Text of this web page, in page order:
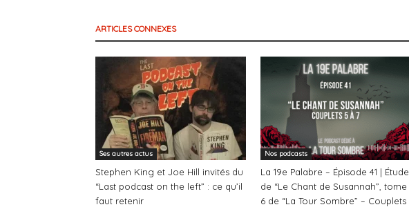
ARTICLES CONNEXES
Ses autres actus
Stephen King et Joe Hill invités du
“Last podcast on the left” : ce qu’il
faut retenir
Nos podcasts
La 19e Palabre – Épisode 41 | Étude
de “Le Chant de Susannah”, tome
6 de “La Tour Sombre” – Couplets